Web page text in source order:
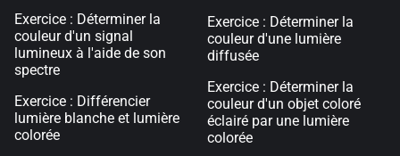
Exercice : Déterminer la
couleur d'un signal
lumineux à l'aide de son
spectre
Exercice : Différencier
lumière blanche et lumière
colorée
Exercice : Déterminer la
couleur d'une lumière
diffusée
Exercice : Déterminer la
couleur d'un objet coloré
éclairé par une lumière
colorée